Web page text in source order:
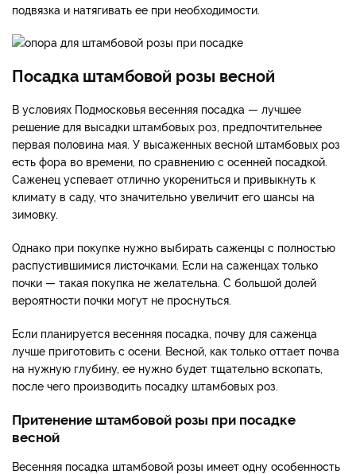
подвязка и натягивать ее при необходимости.
Посадка штамбовой розы весной
В условиях Подмосковья весенняя посадка — лучшее
решение для высадки штамбовых роз, предпочтительнее
первая половина мая. У высаженных весной штамбовых роз
есть фора во времени, по сравнению с осенней посадкой.
Саженец успевает отлично укорениться и привыкнуть к
климату в саду, что значительно увеличит его шансы на
зимовку.
Однако при покупке нужно выбирать саженцы с полностью
распустившимися листочками. Если на саженцах только
почки — такая покупка не желательна. С большой долей
вероятности почки могут не проснуться.
Если планируется весенняя посадка, почву для саженца
лучше приготовить с осени. Весной, как только оттает почва
на нужную глубину, ее нужно будет тщательно вскопать,
после чего производить посадку штамбовых роз.
Притенение штамбовой розы при посадке
весной
Весенняя посадка штамбовой розы имеет одну особенность